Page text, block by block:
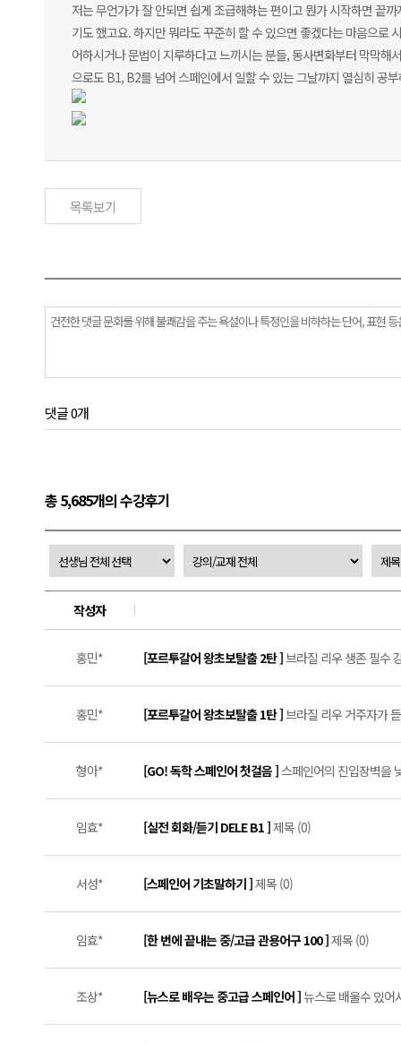
저는 무언가가 잘 안되면 쉽게 조급해하는 편이고 뭔가 시작하면 끝
기도 했고요. 하지만 뭐라도 꾸준히 할 수 있으면 좋겠다는 마음으로
어하시거나 문법이 지루하다고 느끼시는 분들, 동사변화부터 막막
으로도 B1, B2를 넘어 스페인에서 일할 수 있는 그날까지 열심히 공
목록보기
댓글 0개
총 5,685개의 수강후기
작성자
홍민* [포르투갈어 왕초보탈출 2탄 ]브라질 리우 생존 필수
홍민* [포르투갈어 왕초보탈출 1탄 ]브라질 리우 거주자가
형아* [GO! 독학 스페인어 첫걸음 ]스페인어의 진입장벽을
임효* [실전 회화/듣기 DELE B1 ]제목 (0)
서성* [스페인어 기초말하기 ]제목 (0)
임효* [한 번에 끝내는 중/고급 관용어구 100 ]제목 (0)
조상* [뉴스로 배우는 중고급 스페인어 ]뉴스로 배울수 있어